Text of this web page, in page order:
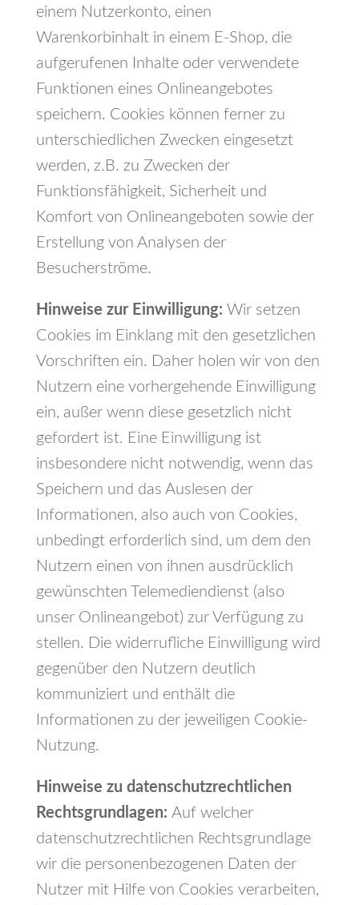
einem Nutzerkonto, einen
Warenkorbinhalt in einem E-Shop, die
aufgerufenen Inhalte oder verwendete
Funktionen eines Onlineangebotes
speichern. Cookies können ferner zu
unterschiedlichen Zwecken eingesetzt
werden, z.B. zu Zwecken der
Funktionsfähigkeit, Sicherheit und
Komfort von Onlineangeboten sowie der
Erstellung von Analysen der
Besucherströme.
Hinweise zur Einwilligung: Wir setzen
Cookies im Einklang mit den gesetzlichen
Vorschriften ein. Daher holen wir von den
Nutzern eine vorhergehende Einwilligung
ein, außer wenn diese gesetzlich nicht
gefordert ist. Eine Einwilligung ist
insbesondere nicht notwendig, wenn das
Speichern und das Auslesen der
Informationen, also auch von Cookies,
unbedingt erforderlich sind, um dem den
Nutzern einen von ihnen ausdrücklich
gewünschten Telemediendienst (also
unser Onlineangebot) zur Verfügung zu
stellen. Die widerrufliche Einwilligung wird
gegenüber den Nutzern deutlich
kommuniziert und enthält die
Informationen zu der jeweiligen Cookie-
Nutzung.
Hinweise zu datenschutzrechtlichen
Rechtsgrundlagen: Auf welcher
datenschutzrechtlichen Rechtsgrundlage
wir die personenbezogenen Daten der
Nutzer mit Hilfe von Cookies verarbeiten,